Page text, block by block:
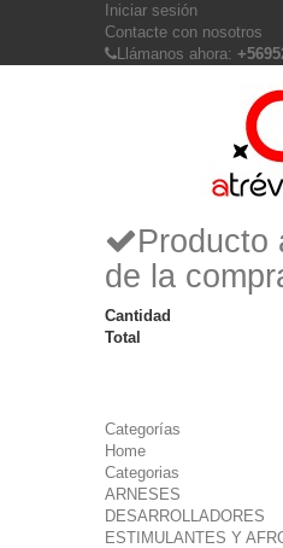
Iniciar sesión
Contacte con nosotros
Llámanos ahora:
Producto
de la
Cantidad
Total
Categorías
Home
Categorias
ARNESES
DESARROLLADORES
ESTIMULANTES Y